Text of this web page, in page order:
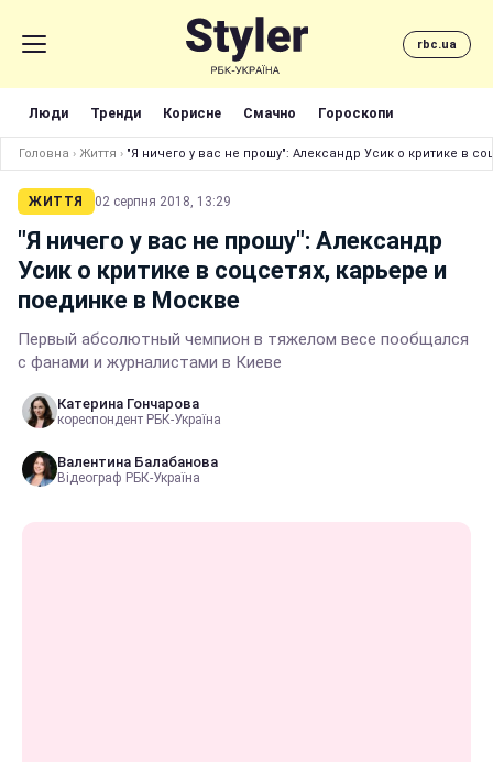
rbc.ua
Люди Тренди Корисне Смачно Гороскопи
Головна › Життя › "Я ничего у вас не прошу": Александр Усик о критике в
ЖИТТЯ 02 серпня 2018, 13:29
"Я ничего у вас не прошу": Александр
Усик о критике в соцсетях, карьере и
поединке в Москве
Первый абсолютный чемпион в тяжелом весе пообщался
с фанами и журналистами в Киеве
Катерина Гончарова
кореспондент РБК-Україна
Валентина Балабанова
Відеограф РБК-Україна